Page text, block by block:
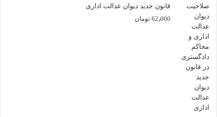
قانون جدید دیوان عدالت اداری
62٫000 تومان